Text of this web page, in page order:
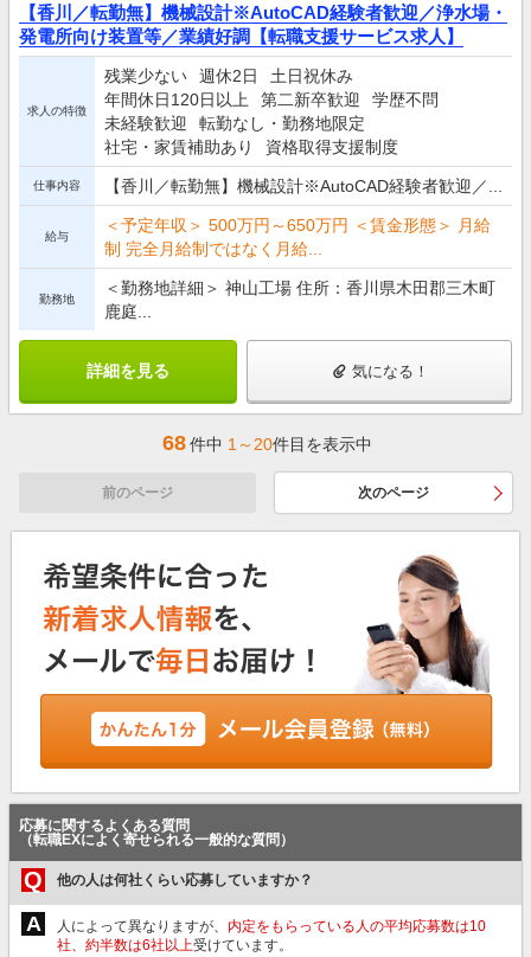
【香川／転勤無】機械設計※AutoCAD経験者歓迎／浄水場・
発電所向け装置等／業績好調【転職支援サービス求人】
求人の特徴
残業少ない 週休2日
土日祝休み
年間休日120日以上
第二新卒歓迎
学歴不問
未経験歓迎
転勤なし・勤務地限定
社宅・家賃補助あり
資格取得支援制度
仕事内容 【香川／転勤無】機械設計※AutoCAD経験者歓迎／...
給与
＜予定年収＞ 500万円～650万円 ＜賃金形態＞ 月給
制 完全月給制ではなく月給...
勤務地
＜勤務地詳細＞ 神山工場 住所：香川県木田郡三木町
鹿庭...
詳細を見る 気になる！
68件中 1～20件目を表示中
前のページ 次のページ
応募に関するよくある質問
（転職EXによく寄せられる一般的な質問）
Q 他の人は何社くらい応募していますか？
A 人によって異なりますが、 内定をもらっている人の平均応募数は10
社、約半数は6社以上受けています。